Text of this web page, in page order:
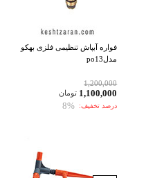
فواره آبپاش تنظیمی فلزی بهکو
مدلpo13
1,200,000
1,100,000 تومان
درصد تخفیف: 8%